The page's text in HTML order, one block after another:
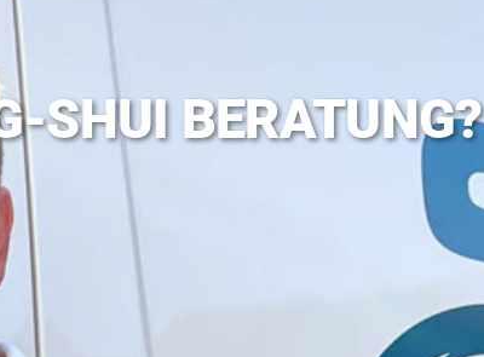
SHUI BERATUNG?